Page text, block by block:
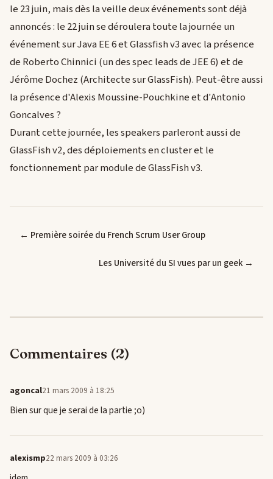
le 23 juin, mais dès la veille deux événements sont déjà
annoncés : le 22 juin se déroulera toute la journée un
événement sur Java EE 6 et Glassfish v3 avec la présence
de Roberto Chinnici (un des spec leads de JEE 6) et de
Jérôme Dochez (Architecte sur GlassFish). Peut-être aussi
la présence d'Alexis Moussine-Pouchkine et d'Antonio
Goncalves ?
Durant cette journée, les speakers parleront aussi de
GlassFish v2, des déploiements en cluster et le
fonctionnement par module de GlassFish v3.
← Première soirée du French Scrum User Group
Les Université du SI vues par un geek →
Commentaires (2)
agoncal21 mars 2009 à 18:25
Bien sur que je serai de la partie ;o)
alexismp22 mars 2009 à 03:26